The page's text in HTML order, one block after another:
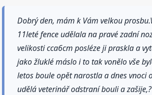
Dobrý den, mám k Vám velkou
11leté fence udělala na pravé zadní
velikosti cca6cm posléze ji praskla a
jako žluklé máslo i to tak vonělo vše
letos boule opět narostla a dnes vnoci
udělá veterinář odstraní bouli a